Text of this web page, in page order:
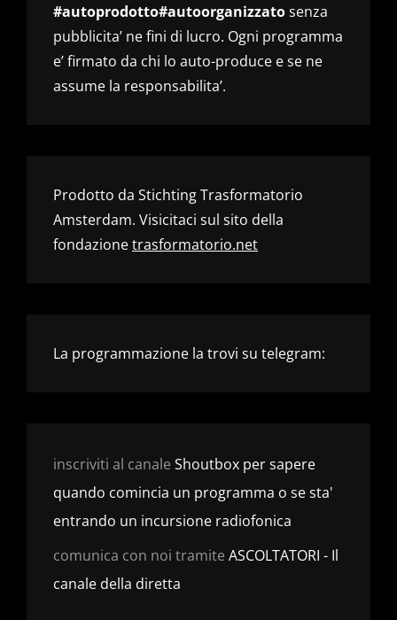
#autoprodotto#autoorganizzatosenza
pubblicita’ ne fini di lucro. Ogni programma
e’ firmato da chi lo auto-produce e se ne
assume la responsabilita’.
Prodotto da Stichting Trasformatorio
Amsterdam. Visicitaci sul sito della
fondazionetrasformatorio.net
La programmazione la trovi su telegram:
inscriviti al canale Shoutbox per sapere
quando comincia un programma o se sta'
entrando un incursione radiofonica
comunica con noi tramite ASCOLTATORI - Il
canale della diretta